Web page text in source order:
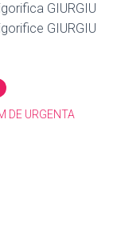
GIURGIU
GIURGIU
DE URGENTA